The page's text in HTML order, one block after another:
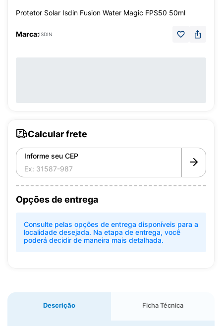
Protetor Solar Isdin Fusion Water Magic FPS50 50ml
Marca:ISDIN
Calcular frete
Informe seu CEP
Opções de entrega
Consulte pelas opções de entrega disponíveis para a
localidade desejada. Na etapa de entrega, você
poderá decidir de maneira mais detalhada.
Descrição Ficha Técnica